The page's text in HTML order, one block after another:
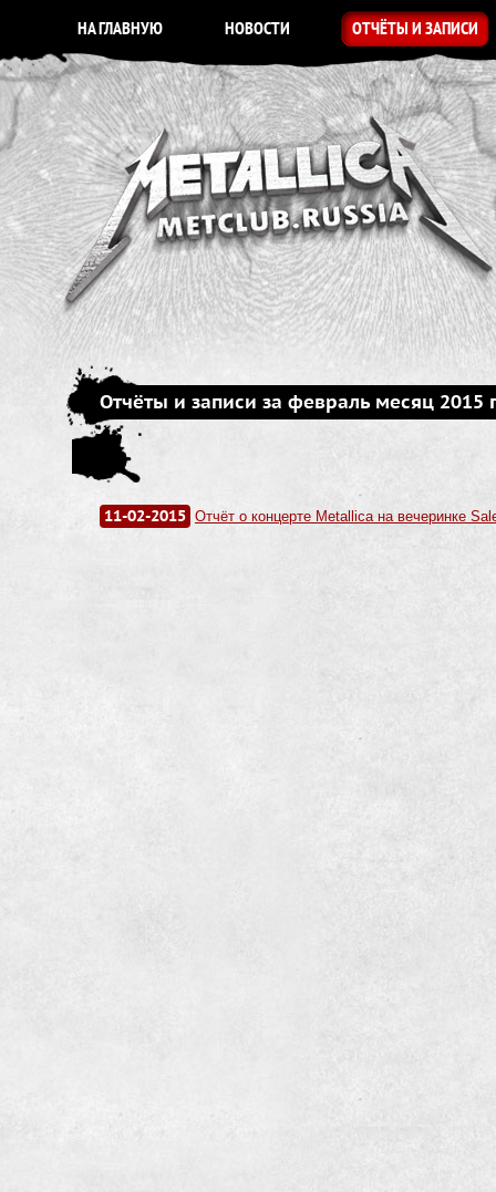
НА ГЛАВНУЮ НОВОСТИ ОТЧЁТЫ И ЗАПИСИ
Отчёты и записи за февраль месяц 2015
11-02-2015 Отчёт о концерте Metallica на вечеринке